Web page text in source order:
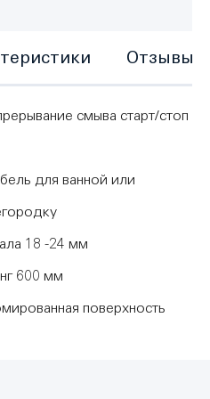
смыва старт/стоп
для ванной или
18 -24 мм
600 мм
поверхность
Отзывы